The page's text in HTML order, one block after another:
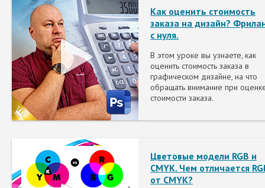
Как оценить стоимость
заказа на дизайн?
с нуля.
В этом уроке вы узнаете, как
оценить стоимость заказа в
графическом дизайне, на что
обращать внимание при
стоимости заказа.
Цветовые модели RGB и
CMYK. Чем отличается
от CMYK?